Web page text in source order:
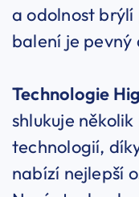
a odolnost
balení je
Technologie
shlukuje
technologií,
nabízí nejlepší